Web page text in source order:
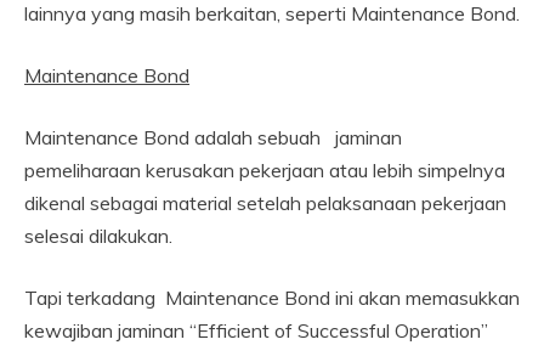
lainnya yang masih berkaitan, seperti Maintenance Bond.
Maintenance Bond
Maintenance Bond adalah sebuah jaminan
pemeliharaan kerusakan pekerjaan atau lebih simpelnya
dikenal sebagai material setelah pelaksanaan pekerjaan
selesai dilakukan.
Tapi terkadang Maintenance Bond ini akan memasukkan
kewajiban jaminan “Efficient of Successful Operation”